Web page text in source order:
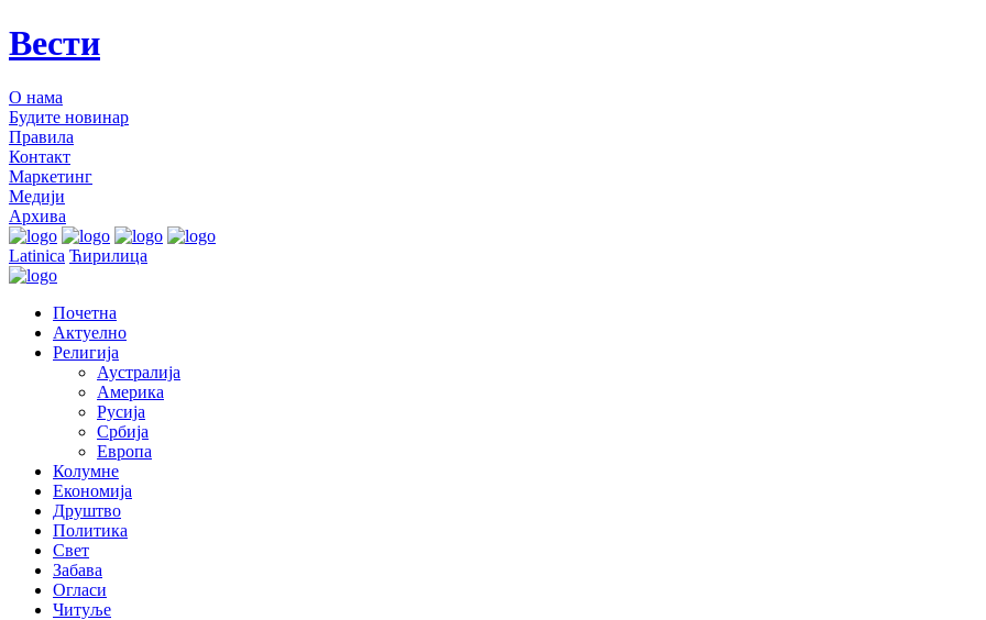
Вести
О нама
Будите новинар
Правила
Контакт
Маркетинг
Медији
Архива
Latinica Ћирилица
Почетна
Актуелно
Религија
Аустралија
Америка
Русија
Србија
Европа
Колумне
Економија
Друштво
Политика
Свет
Забава
Огласи
Читуље